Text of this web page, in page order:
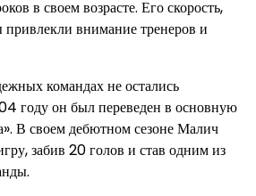
в своем возрасте. Его скорость,
привлекли внимание тренеров и
командах не остались
году он был переведен в основную
В своем дебютном сезоне Малич
забив 20 голов и став одним из